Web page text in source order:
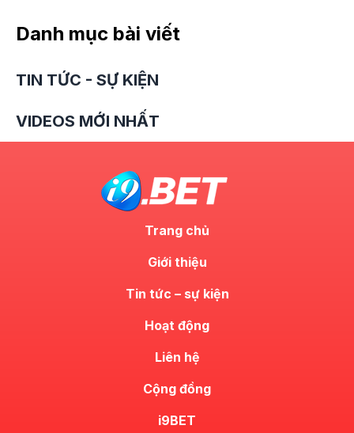
Danh mục bài viết
TIN TỨC - SỰ KIỆN
VIDEOS MỚI NHẤT
Trang chủ
Giới thiệu
Tin tức – sự kiện
Hoạt động
Liên hệ
Cộng đồng
i9BET